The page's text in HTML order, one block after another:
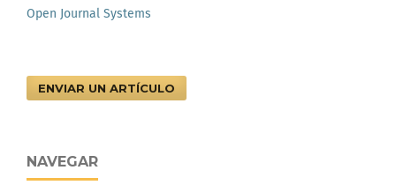
Open Journal Systems
ENVIAR UN ARTÍCULO
NAVEGAR